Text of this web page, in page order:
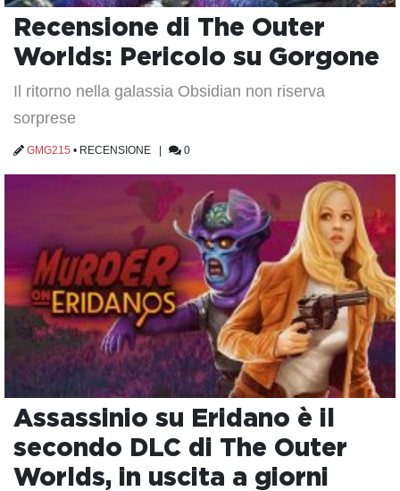
Recensione di The Outer
Worlds: Pericolo su Gorgone
Il ritorno nella galassia Obsidian non riserva
sorprese
GMG215 • RECENSIONE 0
Assassinio su Eridano è il
secondo DLC di The Outer
Worlds, in uscita a giorni